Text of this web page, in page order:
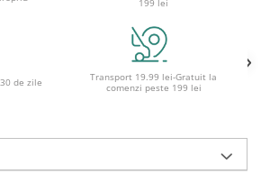
199 lei
de zile
Transport 19.99 lei-Gratuit la
comenzi peste 199 lei